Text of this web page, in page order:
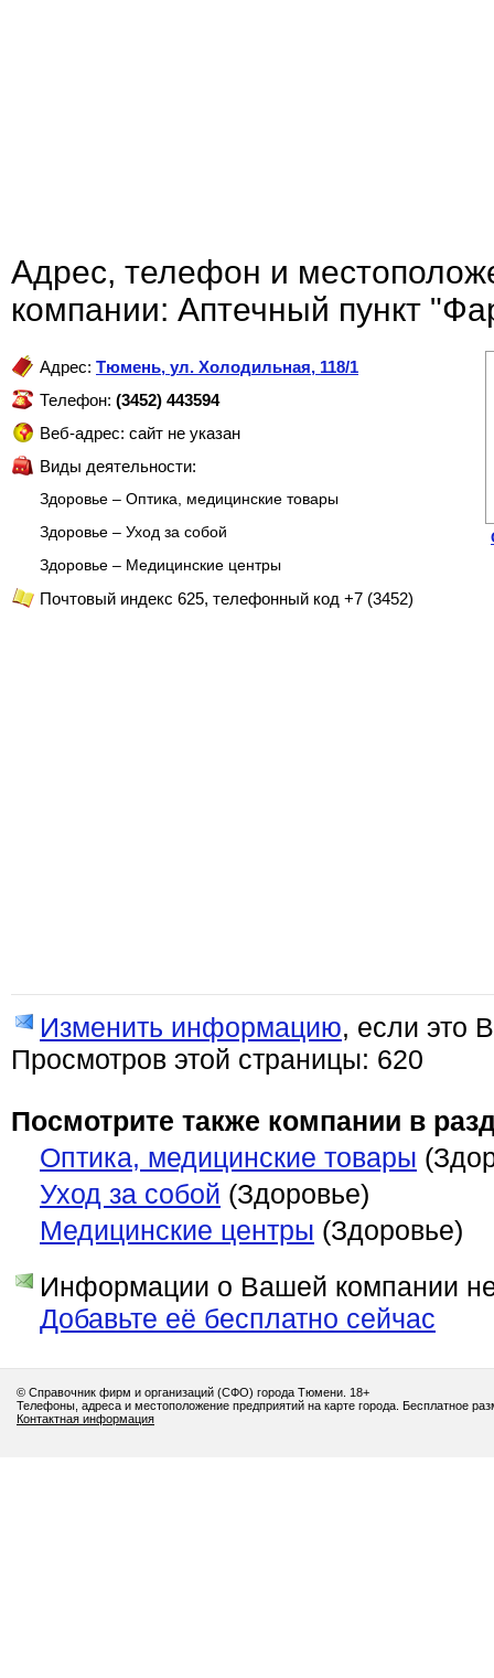
Адрес, телефон и
компании: Аптечный пункт
Адрес: Тюмень, ул. Холодильная, 118/1
Телефон: (3452) 443594
Веб-адрес: сайт не указан
Виды деятельности:
Здоровье – Оптика, медицинские товары
Здоровье – Уход за собой
Здоровье – Медицинские центры
Почтовый индекс 625, телефонный код +7 (3452)
Изменить информацию, если это
Просмотров этой страницы: 620
Посмотрите также компании в
Оптика, медицинские товары
Уход за собой (Здоровье)
Медицинские центры (Здоровье)
Информации о Вашей компании
Добавьте её бесплатно сейчас
© Справочник фирм и организаций (СФО) города Тюмени. 18+
Телефоны, адреса и местоположение предприятий на карте города. Бесплатное
Контактная информация